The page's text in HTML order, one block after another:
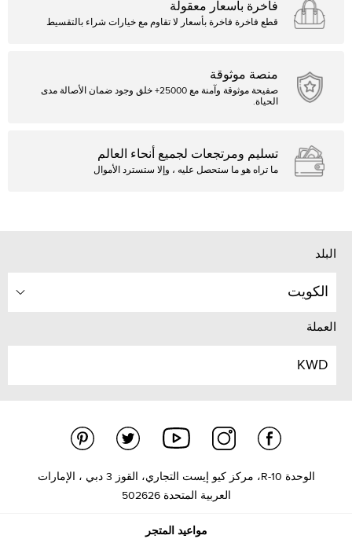
فاخرة بأسعار معقولة
قطع فاخرة فاخرة بأسعار لا تقاوم مع خيارات شراء بالتقسيط
منصة موثوقة
صفيحة موثوقة وآمنة مع 25000+ خلق وجود ضمان الأصالة مدى
الحياة.
تسليم ومرتجعات لجميع أنحاء العالم
ما تراه هو ما ستحصل عليه ، وإلا ستسترد الأموال
البلد
الكويت
العملة
KWD
الوحدة R-10، مركز كيو إيست التجاري، القوز 3 دبي ، الإمارات
العربية المتحدة 502626
مواعيد المتجر